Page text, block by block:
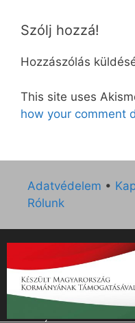
Szólj hozzá!
Hozzászólás
This site uses
how your comment
Adatvédelem •
Rólunk